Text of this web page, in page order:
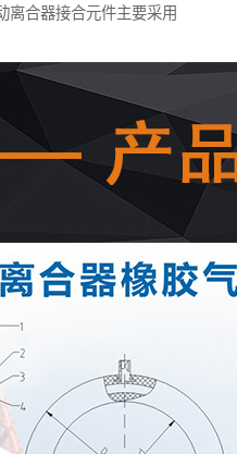
合器接合元件主要采用